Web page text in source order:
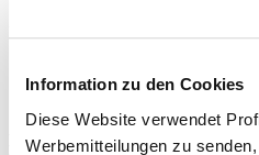
Information zu den Cookies
Diese Website verwendet
Werbemitteilungen zu
DECORATORI BASSANESI